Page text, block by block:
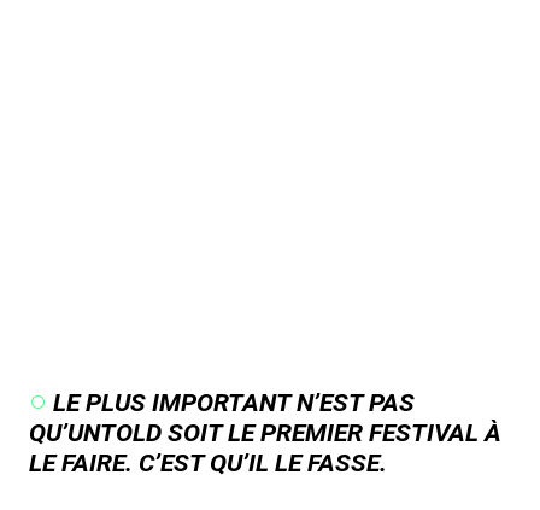
LE PLUS IMPORTANT N’EST PAS
QU’UNTOLD SOIT LE PREMIER FESTIVAL À
LE FAIRE. C’EST QU’IL LE FASSE.